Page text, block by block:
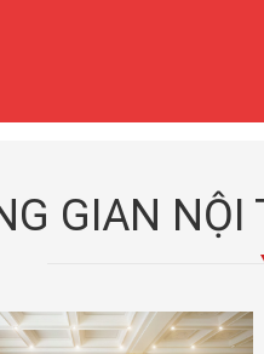
GIAN NỘI